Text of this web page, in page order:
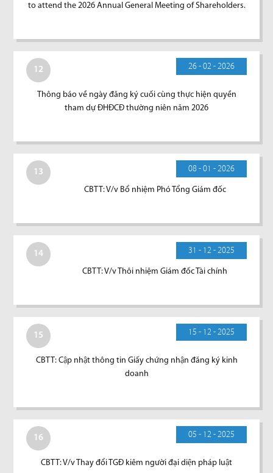
to attend the 2026 Annual General Meeting of Shareholders.
12 26 - 02 - 2026
Thông báo về ngày đăng ký cuối cùng thực hiện quyền
tham dự ĐHĐCĐ thường niên năm 2026
13 08 - 01 - 2026
CBTT: V/v Bổ nhiệm Phó Tổng Giám đốc
14 31 - 12 - 2025
CBTT: V/v Thôi nhiệm Giám đốc Tài chính
15 15 - 12 - 2025
CBTT: Cập nhật thông tin Giấy chứng nhận đăng ký kinh
doanh
16 05 - 12 - 2025
CBTT: V/v Thay đổi TGĐ kiêm người đại diện pháp luật